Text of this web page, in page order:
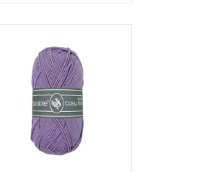
Purple - 269
TOEVOEGEN AAN WINKELWAGEN